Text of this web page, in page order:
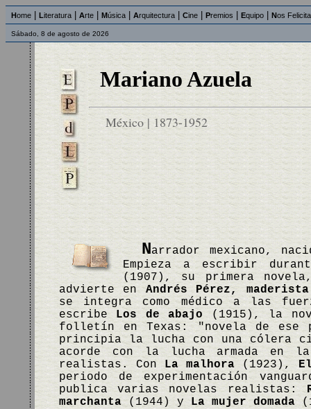
Home Literatura Arte Música Arquitectura Cine Premios Equipo Nos
Sábado, 8 de agosto de 2026
Mariano Azuela
México | 1873-1952
Narrador mexicano,
Empieza a escribir
(1907), su primera
advierte enAndrés Pérez, maderista
se integra como médico a las
escribe Los de abajo (1915), la
folletín en Texas: "novela de ese
principia la lucha con una cólera
acorde con la lucha armada en
realistas. Con La malhora (1923),
periodo de experimentación
publica varias novelas realistas:
marchanta(1944) y La mujer domada